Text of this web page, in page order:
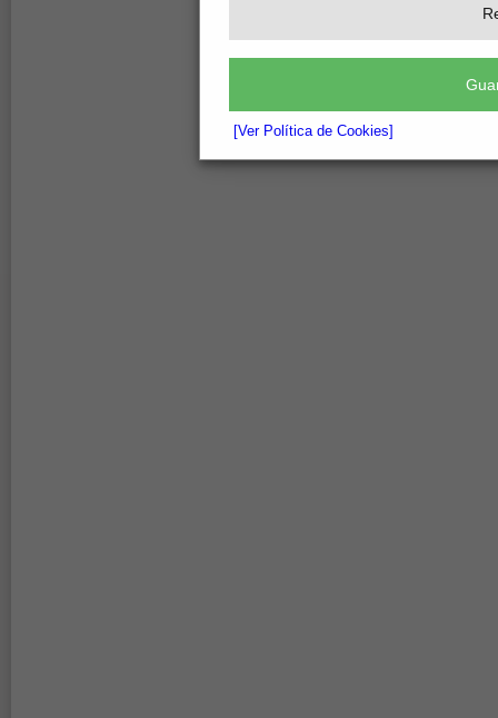
[Ver Política de Cookies]